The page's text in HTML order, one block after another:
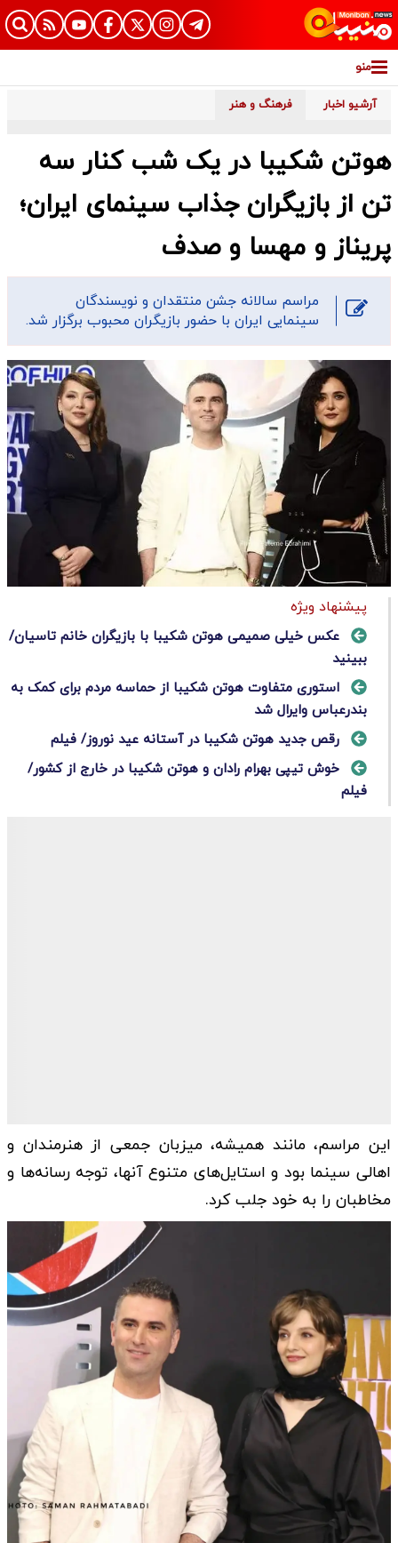
منو
آرشیو اخبار فرهنگ و هنر
هوتن شکیبا در یک شب کنار سه
تن از بازیگران جذاب سینمای ایران؛
پریناز و مهسا و صدف
مراسم سالانه جشن منتقدان و نویسندگان
سینمایی ایران با حضور بازیگران محبوب برگزار شد.
پیشنهاد ویژه
عکس خیلی صمیمی هوتن شکیبا با بازیگران خانم تاسیان/
ببینید
استوری متفاوت هوتن شکیبا از حماسه مردم برای کمک به
بندرعباس وایرال شد
رقص جدید هوتن شکیبا در آستانه عید نوروز/ فیلم
خوش تیپی بهرام رادان و هوتن شکیبا در خارج از کشور/
فیلم
این مراسم، مانند همیشه، میزبان جمعی از هنرمندان و
اهالی سینما بود و استایل‌های متنوع آنها، توجه رسانه‌ها و
مخاطبان را به خود جلب کرد.